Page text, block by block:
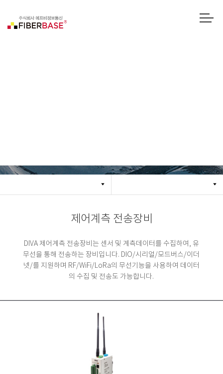
제어계측 전송장비
DIVA 제어계측 전송장비는 센서 및 계측데이터를 수집하여, 유
무선을 통해 전송하는 장비입니다. DIO/시리얼/모드버스/이더
넷/를 지원하며 RF/WiFi/LoRa의 무선기능을 사용하여 데이터
의 수집 및 전송도 가능합니다.